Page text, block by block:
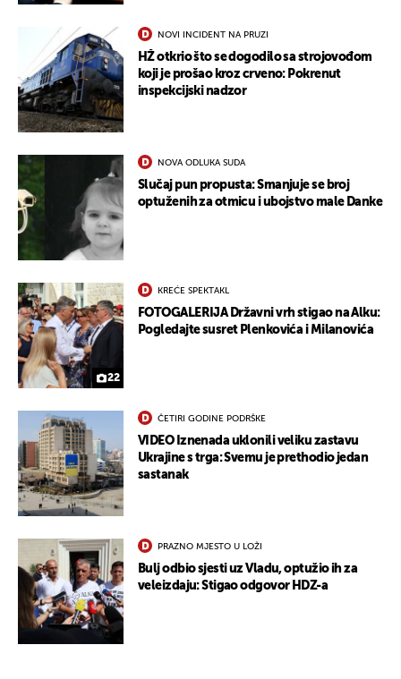
NOVI INCIDENT NA PRUZI
HŽ otkrio što se dogodilo sa strojovođom
koji je prošao kroz crveno: Pokrenut
inspekcijski nadzor
NOVA ODLUKA SUDA
Slučaj pun propusta: Smanjuje se broj
optuženih za otmicu i ubojstvo male Danke
22
KREĆE SPEKTAKL
FOTOGALERIJA Državni vrh stigao na Alku:
Pogledajte susret Plenkovića i Milanovića
ČETIRI GODINE PODRŠKE
VIDEO Iznenada uklonili veliku zastavu
Ukrajine s trga: Svemu je prethodio jedan
sastanak
PRAZNO MJESTO U LOŽI
Bulj odbio sjesti uz Vladu, optužio ih za
veleizdaju: Stigao odgovor HDZ-a
UKLJUČITE NOTIFIKACIJE